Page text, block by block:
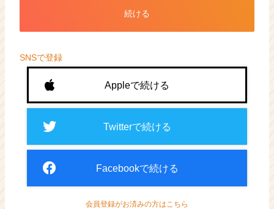
届
活
サ
ト
ア
キ
リ
ア
続ける
SNSで登録
Appleで続ける
Twitterで続ける
Facebookで続ける
会員登録がお済みの方はこちら